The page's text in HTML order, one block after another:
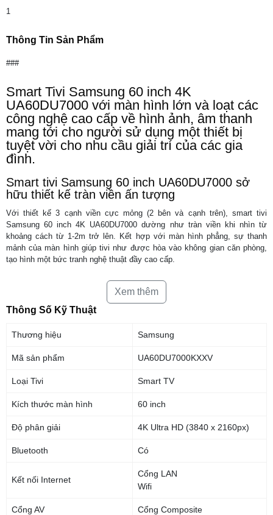
1
Thông Tin Sản Phẩm
###
Smart Tivi Samsung 60 inch 4K
UA60DU7000 với màn hình lớn và loạt các
công nghệ cao cấp về hình ảnh, âm thanh
mang tới cho người sử dụng một thiết bị
tuyệt vời cho nhu cầu giải trí của các gia
đình.
Smart tivi Samsung 60 inch UA60DU7000 sở
hữu thiết kế tràn viền ấn tượng
Với thiết kế 3 cạnh viền cực mỏng (2 bên và cạnh trên), smart tivi
Samsung 60 inch 4K UA60DU7000 dường như tràn viền khi nhìn từ
khoảng cách từ 1-2m trở lên. Kết hợp với màn hình phẳng, sự thanh
mảnh của màn hình giúp tivi như được hòa vào không gian căn phòng,
tạo hình một bức tranh nghệ thuật đầy cao cấp.
Đi kèm với đó, chân đế của tivi được tạo hình chữ V hoàn thiện tinh tế,
và sự chắc chắn giúp người sử dụng có thể đặt tivi rất dễ dàng trên kệ
tivi hoặc bàn. Người sử dụng cũng có thể lựa chọn tháo chân đế để treo
pháp giấu dây
Smart tivi Samsung 60 inch UA60DU7000 được trang bị hệ thống rất đa
– 2 cổng USB
– 1 cổng composite
– 1 cổng component
Xem thêm
Thông Số Kỹ Thuật
Thương hiệu Samsung
Mã sản phẩm UA60DU7000KXXV
Loại Tivi Smart TV
Kích thước màn hình 60 inch
Độ phân giải 4K Ultra HD (3840 x 2160px)
Bluetooth Có
Kết nối Internet
Cổng LAN
Wifi
Cổng AV Cổng Composite